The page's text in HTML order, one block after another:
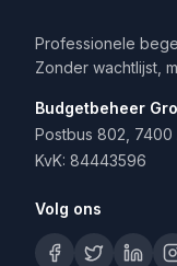
Professionele
Zonder wachtlijst,
Budgetbeheer
Postbus 802, 7400
KvK: 84443596
Volg ons